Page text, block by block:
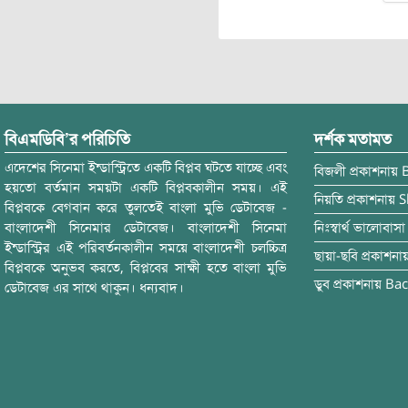
বিএমডিবি’র পরিচিতি
এদেশের সিনেমা ইন্ডাস্ট্রিতে একটি বিপ্লব ঘটতে যাচ্ছে এবং
হয়তো বর্তমান সময়টা একটি বিপ্লবকালীন সময়। এই
বিপ্লবকে বেগবান করে তুলতেই বাংলা মুভি ডেটাবেজ -
বাংলাদেশী সিনেমার ডেটাবেজ। বাংলাদেশী সিনেমা
ইন্ডাস্ট্রির এই পরিবর্তনকালীন সময়ে বাংলাদেশী চলচ্চিত্র
বিপ্লবকে অনুভব করতে, বিপ্লবের সাক্ষী হতে বাংলা মুভি
ডেটাবেজ এর সাথে থাকুন। ধন্যবাদ।
দর্শক মতামত
বিজলী প্রকাশনায়
নিয়তি প্রকাশনায়
নিঃস্বার্থ ভালোবাসা
ছায়া-ছবি
ডুব প্রকাশনায়